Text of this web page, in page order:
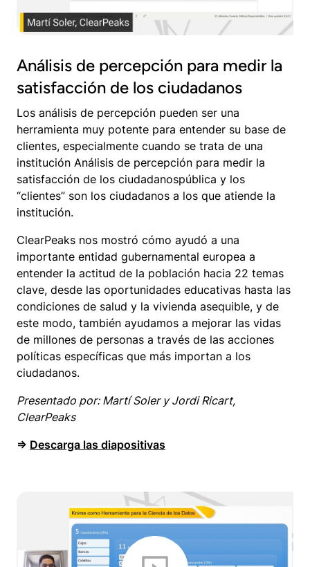
Análisis de percepción para medir la
satisfacción de los ciudadanos
Los análisis de percepción pueden ser una
herramienta muy potente para entender su base de
clientes, especialmente cuando se trata de una
institución Análisis de percepción para medir la
satisfacción de los ciudadanospública y los
“clientes” son los ciudadanos a los que atiende la
institución.
ClearPeaks nos mostró cómo ayudó a una
importante entidad gubernamental europea a
entender la actitud de la población hacia 22 temas
clave, desde las oportunidades educativas hasta las
condiciones de salud y la vivienda asequible, y de
este modo, también ayudamos a mejorar las vidas
de millones de personas a través de las acciones
políticas específicas que más importan a los
ciudadanos.
Presentado por: Martí Soler y Jordi Ricart,
ClearPeaks
⇒ Descarga las diapositivas